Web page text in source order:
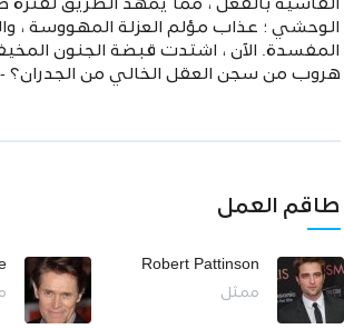
القاسية بالفعل ، مما يمهد الطريق لفترة
الوحشي ؛ عذاب مؤلم العزلة المهووسة ،
المفسدة. الآن ، اشتدت قبضة الجنون
هروب من سجن العقل الخالي من الجدران؟
طاقم العمل
Robert Pattinson
ممثل